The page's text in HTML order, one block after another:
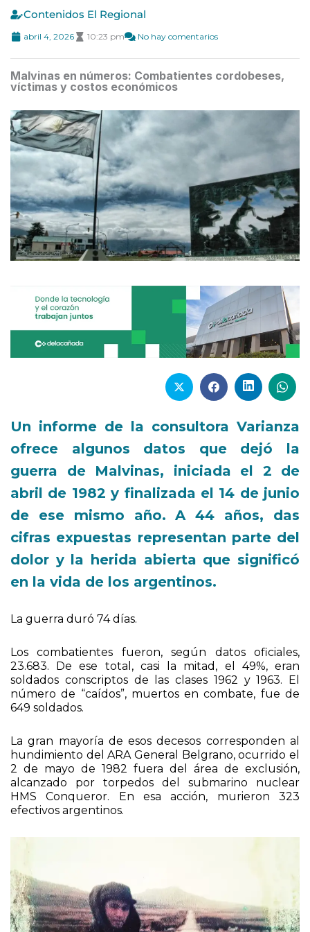
Contenidos El Regional
abril 4, 2026 10:23 pm No hay comentarios
Malvinas en números: Combatientes cordobeses,
víctimas y costos económicos
Un informe de la consultora Varianza
ofrece algunos datos que dejó la
guerra de Malvinas, iniciada el 2 de
abril de 1982 y finalizada el 14 de junio
de ese mismo año. A 44 años, das
cifras expuestas representan parte del
dolor y la herida abierta que significó
en la vida de los argentinos.
La guerra duró 74 días.
Los combatientes fueron, según datos oficiales,
23.683. De ese total, casi la mitad, el 49%, eran
soldados conscriptos de las clases 1962 y 1963. El
número de “caídos”, muertos en combate, fue de
649 soldados.
La gran mayoría de esos decesos corresponden al
hundimiento del ARA General Belgrano, ocurrido el
2 de mayo de 1982 fuera del área de exclusión,
alcanzado por torpedos del submarino nuclear
HMS Conqueror. En esa acción, murieron 323
efectivos argentinos.